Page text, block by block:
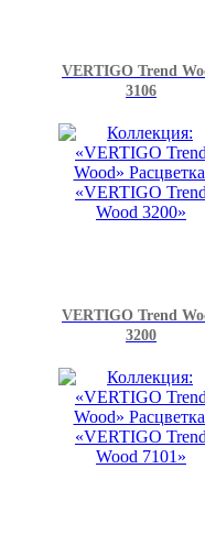
VERTIGO Trend
3106
VERTIGO Trend
3200